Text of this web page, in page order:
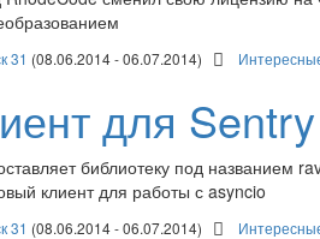
31 (08.06.2014 - 06.07.2014)
для Sentry
библиотеку под названием
клиент для работы с asyncio
31 (08.06.2014 - 06.07.2014)